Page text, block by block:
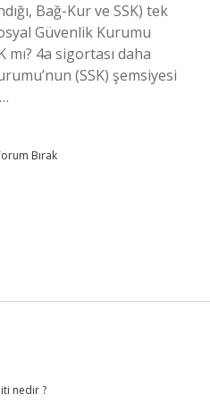
Bağ-Kur ve SSK) tek
Güvenlik Kurumu
mı? 4a sigortası daha
(SSK) şemsiyesi
Bırak
nedir ?